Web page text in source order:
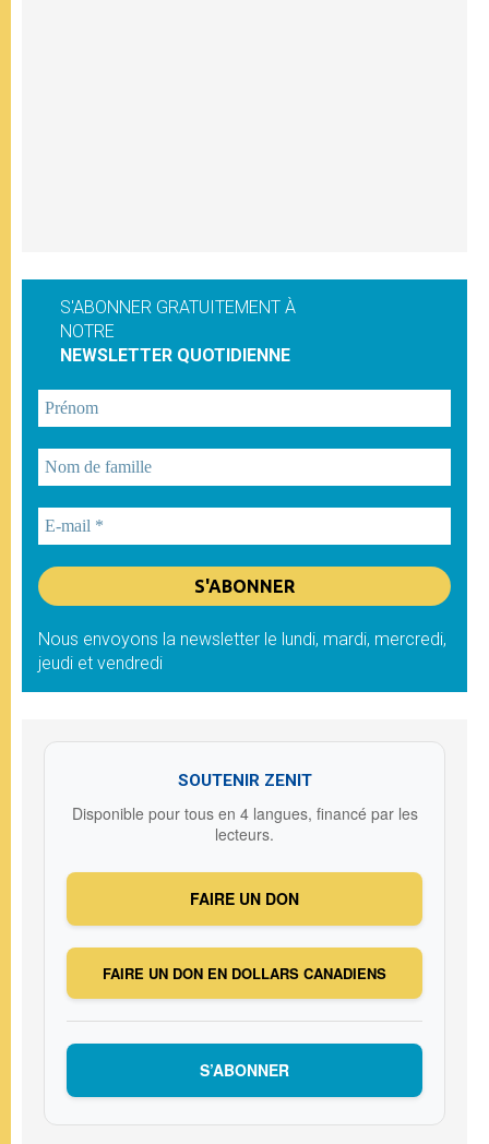
S'ABONNER GRATUITEMENT À
NOTRE
NEWSLETTER QUOTIDIENNE
Nous envoyons la newsletter le lundi, mardi, mercredi,
jeudi et vendredi
SOUTENIR ZENIT
Disponible pour tous en 4 langues, financé par les
lecteurs.
FAIRE UN DON
FAIRE UN DON EN DOLLARS CANADIENS
S’ABONNER